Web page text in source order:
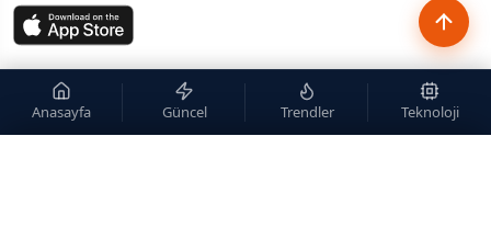
Anasayfa Güncel Trendler Teknoloji